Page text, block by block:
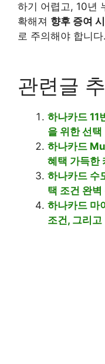
하기 어렵고, 10년
확해져 향후 증여
로 주의해야 합니다.
관련글
하나카드 11
을 위한 선택
하나카드
혜택 가득한
하나카드 수
택 조건 완벽
하나카드 마
조건, 그리고